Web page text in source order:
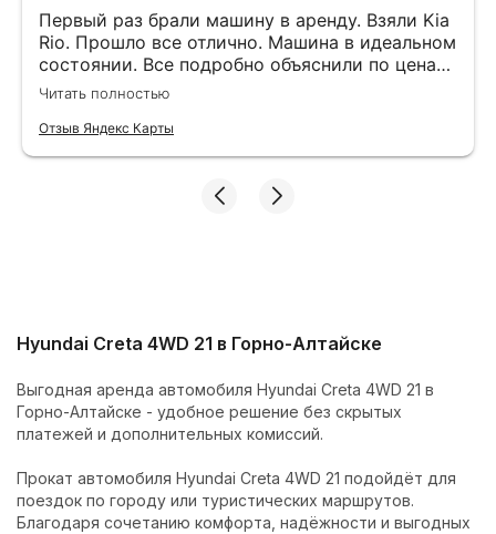
Первый раз брали машину в аренду. Взяли Kia
Rio. Прошло все отлично. Машина в идеальном
состоянии. Все подробно объяснили по ценам,
подсказали маршрут. Оставляли залог на
Читать полностью
Отзыв Яндекс Карты
Hyundai Creta 4WD 21 в Горно-Алтайске
Выгодная аренда автомобиля Hyundai Creta 4WD 21 в
Горно-Алтайске - удобное решение без скрытых
платежей и дополнительных комиссий.
Прокат автомобиля Hyundai Creta 4WD 21 подойдёт для
поездок по городу или туристических маршрутов.
Благодаря сочетанию комфорта, надёжности и выгодных